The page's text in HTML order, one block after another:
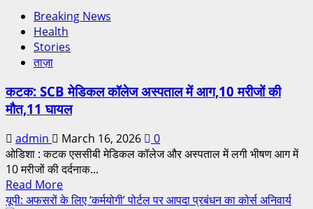
Breaking News
Health
Stories
ताज़ा
कटक: SCB मेडिकल कॉलेज अस्पताल में आग,10 मरीजों की
मौत,11 घायल
admin March 16, 2026
0
ओडिशा : कटक एससीबी मेडिकल कॉलेज और अस्पताल में लगी भीषण आग में
10 मरीजों की दर्दनाक...
Read More
यूपी: अफसरों के लिए ‘कर्मयोगी’ पोर्टल पर आपदा प्रबंधन का कोर्स अनिवार्य